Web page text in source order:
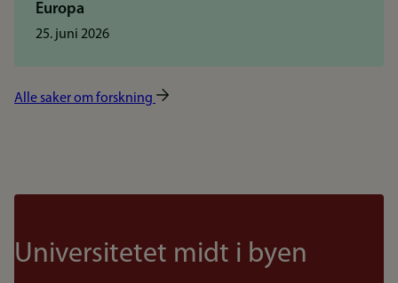
Europa
25. juni 2026
Alle saker om forskning
Universitetet midt i byen